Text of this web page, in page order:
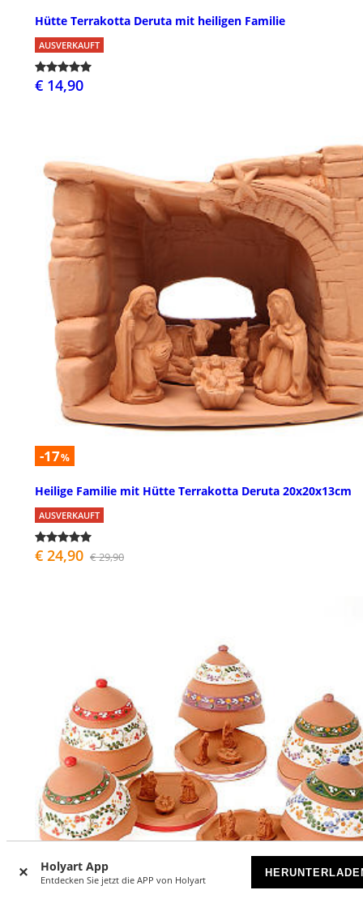
Holyart App
Entdecken Sie jetzt die APP von Holyart
Hütte Terrakotta Deruta mit heiligen Familie
AUSVERKAUFT
€ 14,90
-17%
Heilige Familie mit Hütte Terrakotta Deruta 20x20x13cm
AUSVERKAUFT
€ 24,90 € 29,90